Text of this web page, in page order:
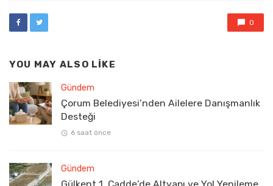
0
YOU MAY ALSO LIKE
Gündem
Çorum Belediyesi’nden Ailelere Danışmanlık
Desteği
6 saat önce
Gündem